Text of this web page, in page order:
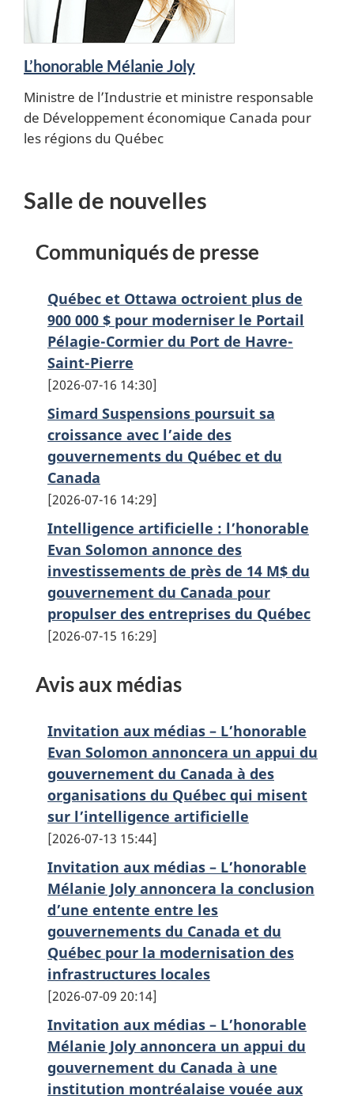
L’honorable Mélanie Joly
Ministre de l’Industrie et ministre responsable
de Développement économique Canada pour
les régions du Québec
Salle de nouvelles
Communiqués de presse
Québec et Ottawa octroient plus de
900 000 $ pour moderniser le Portail
Pélagie-Cormier du Port de Havre-
Saint-Pierre
2026-07-16 14:30
Simard Suspensions poursuit sa
croissance avec l’aide des
gouvernements du Québec et du
Canada
2026-07-16 14:29
Intelligence artificielle : l’honorable
Evan Solomon annonce des
investissements de près de 14 M$ du
gouvernement du Canada pour
propulser des entreprises du Québec
2026-07-15 16:29
Avis aux médias
Invitation aux médias – L’honorable
Evan Solomon annoncera un appui du
gouvernement du Canada à des
organisations du Québec qui misent
sur l’intelligence artificielle
2026-07-13 15:44
Invitation aux médias – L’honorable
Mélanie Joly annoncera la conclusion
d’une entente entre les
gouvernements du Canada et du
Québec pour la modernisation des
infrastructures locales
2026-07-09 20:14
Invitation aux médias – L’honorable
Mélanie Joly annoncera un appui du
gouvernement du Canada à une
institution montréalaise vouée aux